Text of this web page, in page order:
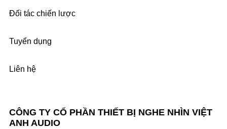
CÔNG TY CỔ PHẦN THIẾT BỊ NGHE NHÌN VIỆT
ANH AUDIO
Đối tác chiến lược
Tuyển dụng
Liên hệ